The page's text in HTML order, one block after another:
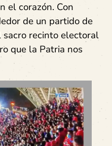
el corazón. Con
de un partido de
recinto electoral
que la Patria nos